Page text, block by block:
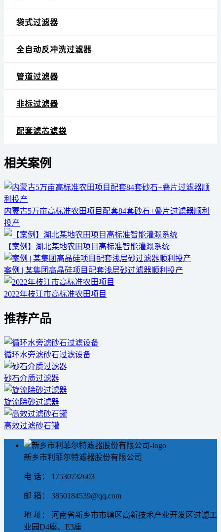
袋式过滤器
全自动反冲洗过滤器
管道过滤器
非标过滤器
配套滤芯滤袋
相关案例
内蒙古5万亩高标准农田项目配套84套砂石+叠片过滤器顺利
投产
【案例】湖北某地农田项目高标准智能灌溉系统
案例 | 某集团高晶硅项目配套浅层砂过滤器顺利投产
2022年枝江市高标准农田项目
推荐产品
循环水旁滤砂石过滤设备
砂石介质过滤器
旋流除砂过滤器
高效过滤砂石罐
新乡市利菲尔特滤器股份有限公司
电 话： 17530732603
邮 箱： 3850184539@qq.com
地 址： 河南省新乡市市辖区高新技术产业开发区过滤工
业园D4座、E3座